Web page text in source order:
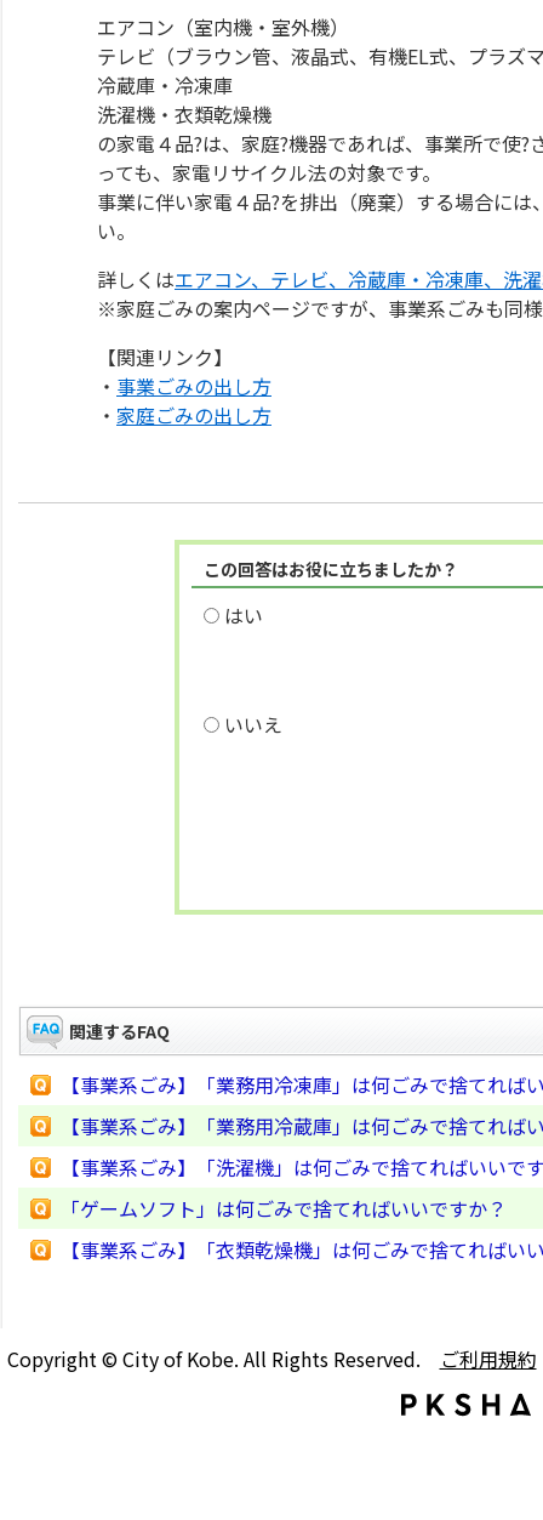
エアコン（室内機・室外機）
テレビ（ブラウン管、液晶式、有機EL式、プラ
冷蔵庫・冷凍庫
洗濯機・衣類乾燥機
の家電４品?は、家庭?機器であれば、事業所で使
っても、家電リサイクル法の対象です。
事業に伴い家電４品?を排出（廃棄）する場合に
い。
詳しくはエアコン、テレビ、冷蔵庫・冷凍庫、洗
※家庭ごみの案内ページですが、事業系ごみも同
【関連リンク】
・ 事業ごみの出し方
・ 家庭ごみの出し方
この回答はお役に立ちましたか？
はい
いいえ
関連するFAQ
【事業系ごみ】「業務用冷凍庫」は何ごみで捨てれば
【事業系ごみ】「業務用冷蔵庫」は何ごみで捨てれば
【事業系ごみ】「洗濯機」は何ごみで捨てればいいで
「ゲームソフト」は何ごみで捨てればいいですか？
【事業系ごみ】「衣類乾燥機」は何ごみで捨てればい
Copyright © City of Kobe. All Rights Reserved. ご利用規約